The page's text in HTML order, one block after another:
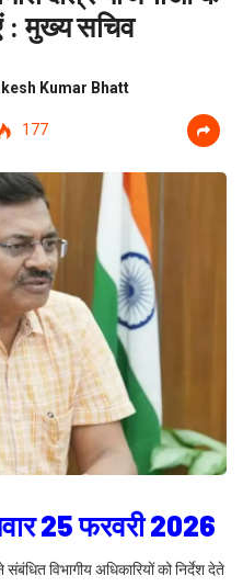
: मुख्य सचिव
Kumar Bhatt
177
25 फरवरी 2026
विभागीय अधिकारियों को निर्देश देते